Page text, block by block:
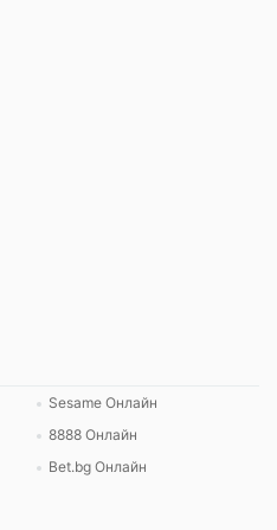
Sesame Онлайн
8888 Онлайн
Bet.bg Онлайн